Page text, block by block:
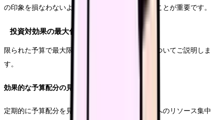
の印象を損なわないよう、適切なバランスを保つことが重要です。
投資対効果の最大化
限られた予算で最大限の効果を得るための戦略についてご説明しま
す。
効果的な予算配分の見直し
定期的に予算配分を見直し、より効果の高い項目へのリソース集中